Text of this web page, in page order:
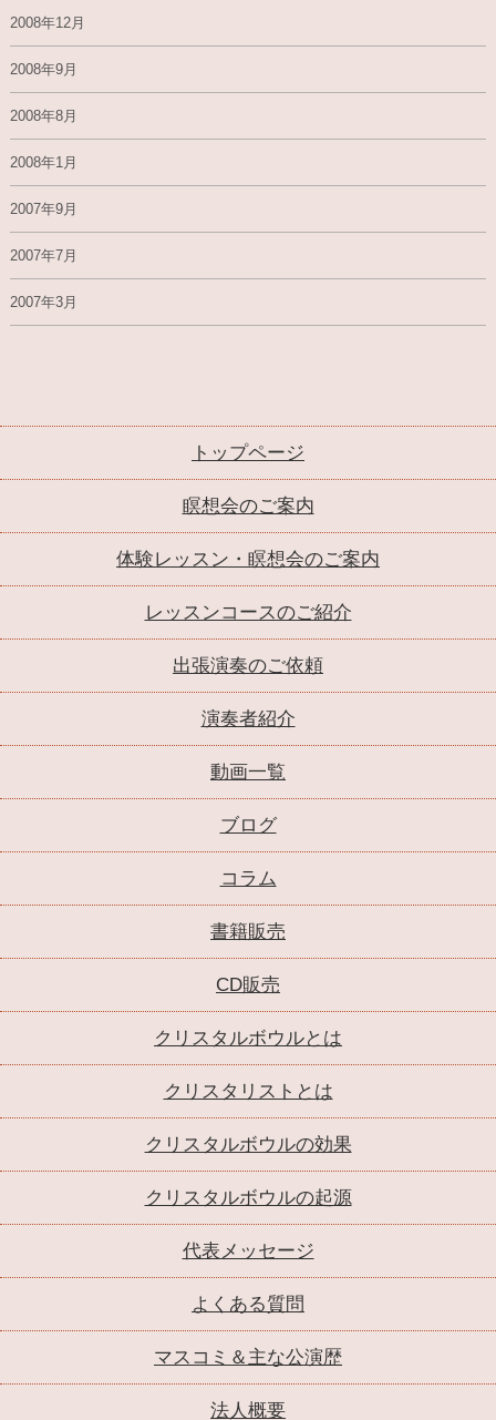
2008年12月
2008年9月
2008年8月
2008年1月
2007年9月
2007年7月
2007年3月
トップページ
瞑想会のご案内
体験レッスン・瞑想会のご案内
レッスンコースのご紹介
出張演奏のご依頼
演奏者紹介
動画一覧
ブログ
コラム
書籍販売
CD販売
クリスタルボウルとは
クリスタリストとは
クリスタルボウルの効果
クリスタルボウルの起源
代表メッセージ
よくある質問
マスコミ＆主な公演歴
法人概要